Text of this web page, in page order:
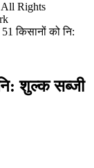
Rights
51 किसानों को नि:
शुल्क सब्जी